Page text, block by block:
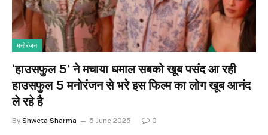
मनोरंजन
‘हाउसफुल 5’ ने मचाया धमाल सबको खूब पसंद आ रही
हाउसफुल 5 मनोरंजन से भरे इस फिल्म का लोग खूब आनंद
ले रहे है
By Shweta Sharma 5 June 2025 0